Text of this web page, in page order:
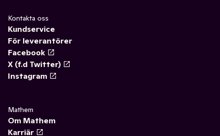
Kontakta oss
Kundservice
För leverantörer
Facebook
X (f.d Twitter)
Instagram
Mathem
Om Mathem
Karriär